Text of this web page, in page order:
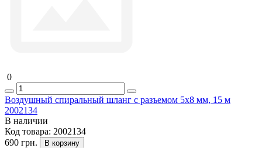
0
Воздушный спиральный шланг с разъемом 5x8 мм, 15 м
2002134
В наличии
Код товара: 2002134
690 грн.
В корзину